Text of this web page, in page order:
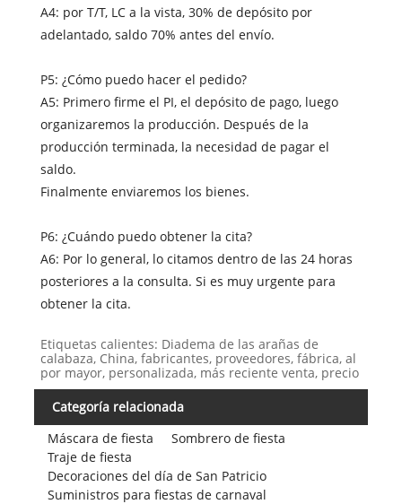
A4: por T/T, LC a la vista, 30% de depósito por
adelantado, saldo 70% antes del envío.
P5: ¿Cómo puedo hacer el pedido?
A5: Primero firme el PI, el depósito de pago, luego
organizaremos la producción. Después de la
producción terminada, la necesidad de pagar el
saldo.
Finalmente enviaremos los bienes.
P6: ¿Cuándo puedo obtener la cita?
A6: Por lo general, lo citamos dentro de las 24 horas
posteriores a la consulta. Si es muy urgente para
obtener la cita.
Etiquetas calientes: Diadema de las arañas de
calabaza, China, fabricantes, proveedores, fábrica, al
por mayor, personalizada, más reciente venta, precio
Categoría relacionada
Máscara de fiesta
Sombrero de fiesta
Traje de fiesta
Decoraciones del día de San Patricio
Suministros para fiestas de carnaval